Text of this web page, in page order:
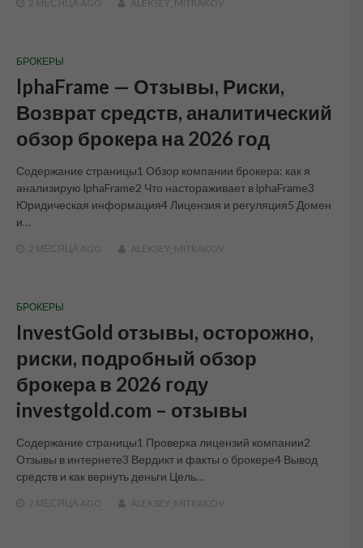
2 МЕСЯЦА AGO ALEKSEY_MITRAKOV
БРОКЕРЫ
lphaFrame — Отзывы, Риски,
Возврат средств, аналитический
обзор брокера на 2026 год
Содержание страницы1 Обзор компании брокера: как я
анализирую lphaFrame2 Что настораживает в lphaFrame3
Юридическая информация4 Лицензия и регуляция5 Домен
и…
2 МЕСЯЦА AGO ALEKSEY_MITRAKOV
БРОКЕРЫ
InvestGold отзывы, осторожно,
риски, подробный обзор
брокера в 2026 году
investgold.com – отзывы
Содержание страницы1 Проверка лицензий компании2
Отзывы в интернете3 Вердикт и факты о брокере4 Вывод
средств и как вернуть деньги Цель…
2 МЕСЯЦА AGO ALEKSEY_MITRAKOV